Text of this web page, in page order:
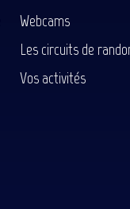
Webcams
Les circuits de
Vos activités